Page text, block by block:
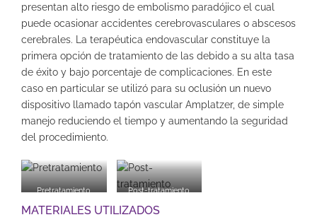
presentan alto riesgo de embolismo paradójico el cual
puede ocasionar accidentes cerebrovasculares o abscesos
cerebrales. La terapéutica endovascular constituye la
primera opción de tratamiento de las debido a su alta tasa
de éxito y bajo porcentaje de complicaciones. En este
caso en particular se utilizó para su oclusión un nuevo
dispositivo llamado tapón vascular Amplatzer, de simple
manejo reduciendo el tiempo y aumentando la seguridad
del procedimiento.
Pretratamiento Post-tratamiento
MATERIALES UTILIZADOS